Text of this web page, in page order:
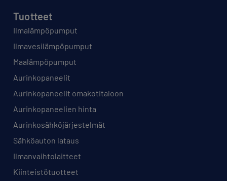
Tuotteet
Ilmalämpöpumput
Ilmavesilämpöpumput
Maalämpöpumput
Aurinkopaneelit
Aurinkopaneelit omakotitaloon
Aurinkopaneelien hinta
Aurinkosähköjärjestelmät
Sähköauton lataus
Ilmanvaihtolaitteet
Kiinteistötuotteet